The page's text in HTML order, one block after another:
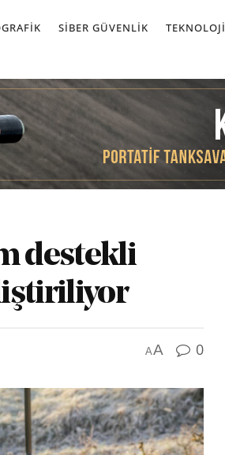
SIBER GÜVENLIK TEKNOLOJI
destekli
AA 0